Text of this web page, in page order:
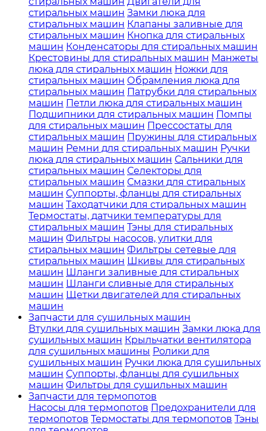
стиральных машин Замки люка для
стиральных машин Клапаны заливные для
стиральных машин Кнопка для стиральных
машин Конденсаторы для стиральных машин
Крестовины для стиральных машин Манжеты
люка для стиральных машин Ножки для
стиральных машин Обрамления люка для
стиральных машин Патрубки для стиральных
машин Петли люка для стиральных машин
Подшипники для стиральных машин Помпы
для стиральных машин Прессостаты для
стиральных машин Пружины для стиральных
машин Ремни для стиральных машин Ручки
люка для стиральных машин Сальники для
стиральных машин Селекторы для
стиральных машин Смазки для стиральных
машин Суппорты, фланцы для стиральных
машин Таходатчики для стиральных машин
Термостаты, датчики температуры для
стиральных машин Тэны для стиральных
машин Фильтры насосов, улитки для
стиральных машин Фильтры сетевые для
стиральных машин Шкивы для стиральных
машин Шланги заливные для стиральных
машин Шланги сливные для стиральных
машин Щетки двигателей для стиральных
машин
Запчасти для сушильных машин
Втулки для сушильных машин Замки люка для
сушильных машин Крыльчатки вентилятора
для сушильных машины Ролики для
сушильных машин Ручки люка для сушильных
машин Суппорты, фланцы для сушильных
машин Фильтры для сушильных машин
Запчасти для термопотов
Насосы для термопотов Предохранители для
термопотов Термостаты для термопотов Тэны